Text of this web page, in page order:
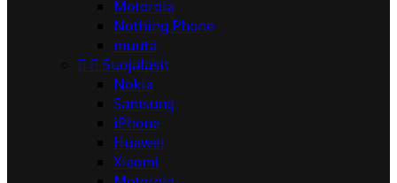
Motorola
Nothing Phone
muuta
  Suojalasit
Nokia
Samsung
iPhone
Huawei
Xiaomi